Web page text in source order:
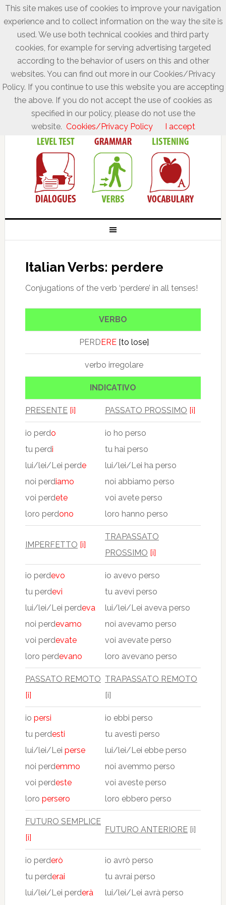
Italian Verbs: perdere
Conjugations of the verb ‘perdere’ in all tenses!
VERBO
PERDERE [to lose]
verbo irregolare
INDICATIVO
PRESENTE [i] PASSATO PROSSIMO [i]
io perdo
tu perdi
lui/lei/Lei perde
noi perdiamo
voi perdete
loro perdono
io ho perso
tu hai perso
lui/lei/Lei ha perso
noi abbiamo perso
voi avete perso
loro hanno perso
IMPERFETTO [i]
TRAPASSATO
PROSSIMO [i]
io perdevo
tu perdevi
lui/lei/Lei perdeva
noi perdevamo
voi perdevate
loro perdevano
io avevo perso
tu avevi perso
lui/lei/Lei aveva perso
noi avevamo perso
voi avevate perso
loro avevano perso
PASSATO REMOTO
[i]
TRAPASSATO REMOTO
[i]
io persi
tu perdesti
lui/lei/Lei perse
noi perdemmo
voi perdeste
loro persero
io ebbi perso
tu avesti perso
lui/lei/Lei ebbe perso
noi avemmo perso
voi aveste perso
loro ebbero perso
FUTURO SEMPLICE
[i]
FUTURO ANTERIORE[i]
io perderò
tu perderai
lui/lei/Lei perderà
io avrò perso
tu avrai perso
lui/lei/Lei avrà perso
This site makes use of cookies to improve your navigation
experience and to collect information on the way the site is
used. We use both technical cookies and third party
cookies, for example for serving advertising targeted
according to the behavior of users on this and other
websites. You can find out more in our Cookies/Privacy
Policy. If you continue to use this website you are accepting
the above. If you do not accept the use of cookies as
specified in our policy, please do not use the
website. Cookies/Privacy Policy I accept